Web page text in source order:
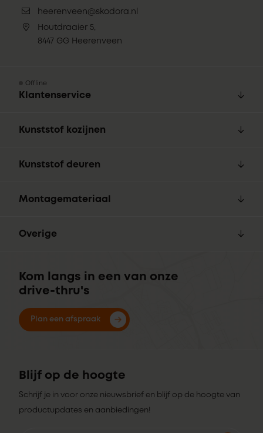
heerenveen@skodora.nl
Houtdraaier 5,
8447 GG Heerenveen
Offline
Klantenservice
Kunststof kozijnen
Kunststof deuren
Montagemateriaal
Overige
Kom langs in een van onze
drive-thru's
Plan een afspraak
Blijf op de hoogte
Schrijf je in voor onze nieuwsbrief en blijf op de hoogte van
productupdates en aanbiedingen!